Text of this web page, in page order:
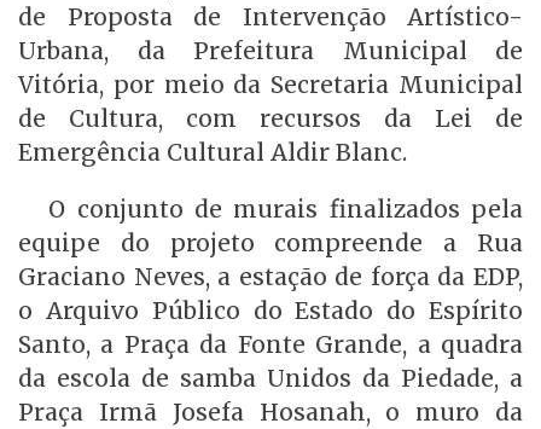
de Proposta de Intervenção Artístico-
Urbana, da Prefeitura Municipal de
Vitória, por meio da Secretaria Municipal
de Cultura, com recursos da Lei de
Emergência Cultural Aldir Blanc.
O conjunto de murais finalizados pela
equipe do projeto compreende a Rua
Graciano Neves, a estação de força da EDP,
o Arquivo Público do Estado do Espírito
Santo, a Praça da Fonte Grande, a quadra
da escola de samba Unidos da Piedade, a
Praça Irmã Josefa Hosanah, o muro da